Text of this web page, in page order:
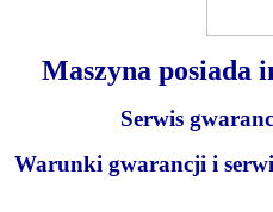
Maszyna posiada
Serwis
Warunki gwarancji i